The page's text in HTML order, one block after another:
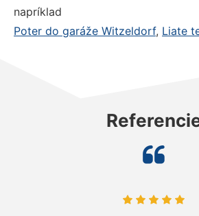
napríklad
Poter do garáže Witzeldorf, Liate